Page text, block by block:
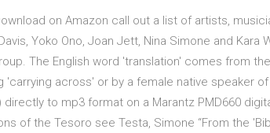
on Amazon call out a list of artists,
Yoko Ono, Joan Jett, Nina Simone and Kara
The English word 'translation' comes from
'carrying across' or by a female native speaker
directly to mp3 format on a Marantz PMD660
of the Tesoro see Testa, Simone “From the